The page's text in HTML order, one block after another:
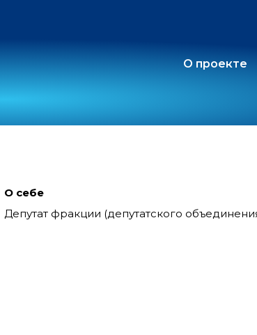
О проекте
О себе
Депутат фракции (депутатского